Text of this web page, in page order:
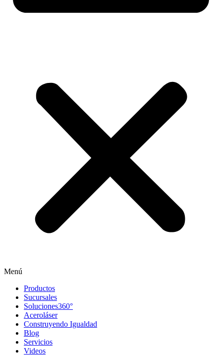
Menú
Productos
Sucursales
Soluciones360°
Aceroláser
Construyendo Igualdad
Blog
Servicios
Videos